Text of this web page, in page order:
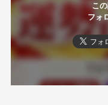
こ
フォ
フォ